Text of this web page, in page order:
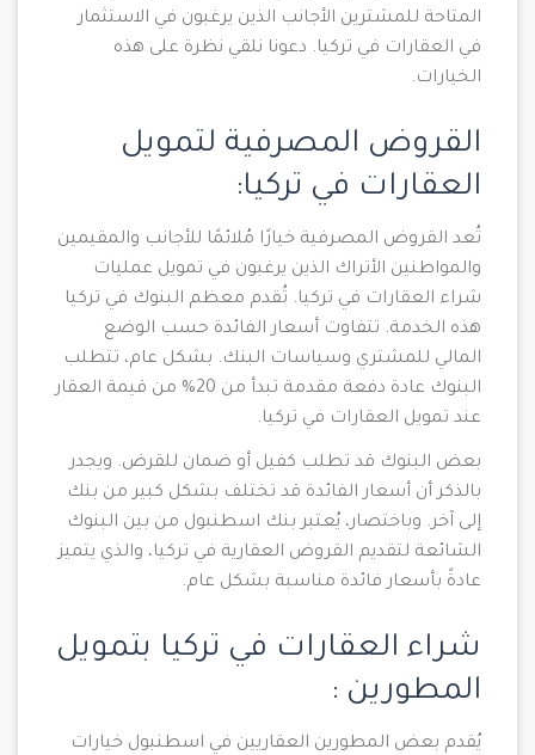
المتاحة للمشترين الأجانب الذين يرغبون في الاستثمار
في العقارات في تركيا. دعونا نلقي نظرة على هذه
الخيارات.
القروض المصرفية لتمويل
العقارات في تركيا:
تُعد القروض المصرفية خيارًا مُلائمًا للأجانب والمقيمين
والمواطنين الأتراك الذين يرغبون في تمويل عمليات
شراء العقارات في تركيا. تُقدم معظم البنوك في تركيا
هذه الخدمة. تتفاوت أسعار الفائدة حسب الوضع
المالي للمشتري وسياسات البنك. بشكل عام، تتطلب
البنوك عادة دفعة مقدمة تبدأ من 20% من قيمة العقار
عند تمويل العقارات في تركيا.
بعض البنوك قد تطلب كفيل أو ضمان للقرض. ويجدر
بالذكر أن أسعار الفائدة قد تختلف بشكل كبير من بنك
إلى آخر. وباختصار، يُعتبر بنك اسطنبول من بين البنوك
الشائعة لتقديم القروض العقارية في تركيا، والذي يتميز
عادةً بأسعار فائدة مناسبة بشكل عام.
شراء العقارات في تركيا بتمويل
المطورين :
يُقدم بعض المطورين العقاريين في اسطنبول خيارات